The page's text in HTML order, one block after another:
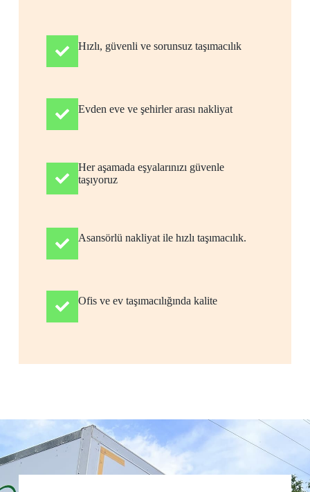
Hızlı, güvenli ve sorunsuz taşımacılık
Evden eve ve şehirler arası nakliyat
Her aşamada eşyalarınızı güvenle
taşıyoruz
Asansörlü nakliyat ile hızlı taşımacılık.
Ofis ve ev taşımacılığında kalite